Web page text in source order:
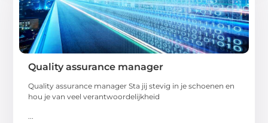
Quality assurance manager
Quality assurance manager Sta jij stevig in je schoenen en
hou je van veel verantwoordelijkheid